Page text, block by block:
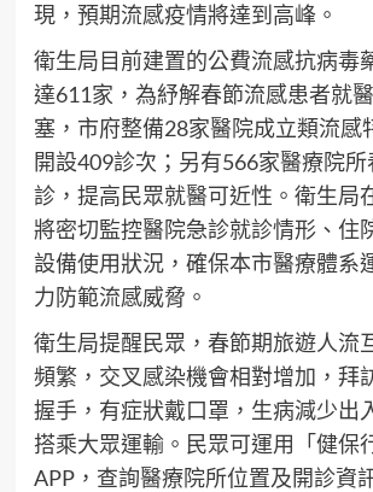
現，預期流感疫情將達到高峰。
衛生局目前建置的公費流感抗病毒
達611家，為紓解春節流感患者就
塞，市府整備28家醫院成立類流感
開設409診次；另有566家醫療院所
診，提高民眾就醫可近性。衛生局
將密切監控醫院急診就診情形、住
設備使用狀況，確保本市醫療體系
力防範流感威脅。
衛生局提醒民眾，春節期旅遊人流
頻繁，交叉感染機會相對增加，拜
握手，有症狀戴口罩，生病減少出
搭乘大眾運輸。民眾可運用「健保
APP，查詢醫療院所位置及開診資